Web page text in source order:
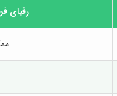
رقبای